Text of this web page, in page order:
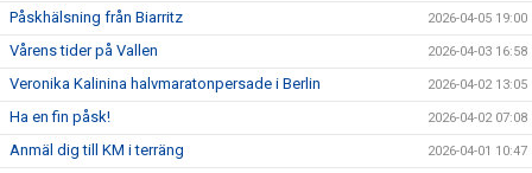
Påskhälsning från Biarritz 2026-04-05 19:00
Vårens tider på Vallen 2026-04-03 16:58
Veronika Kalinina halvmaratonpersade i Berlin 2026-04-02 13:05
Ha en fin påsk! 2026-04-02 07:08
Anmäl dig till KM i terräng 2026-04-01 10:47